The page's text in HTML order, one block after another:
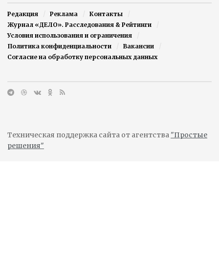
Редакция Реклама
Контакты
Журнал «ДЕЛО». Расследования & Рейтинги
Условия использования и ограничения
Политика конфиденциальности
Вакансии
Согласие на обработку персональных данных
Техническая поддержка сайта от агентства "Простые
решения"